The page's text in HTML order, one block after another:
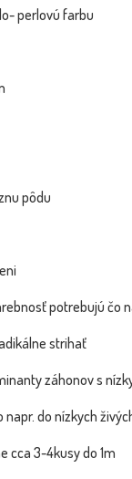
´Mano´...
perlovú farbu
pôdu
potrebujú čo
strihať
záhonov s
do nízkych
cca 3-4kusy do 1m